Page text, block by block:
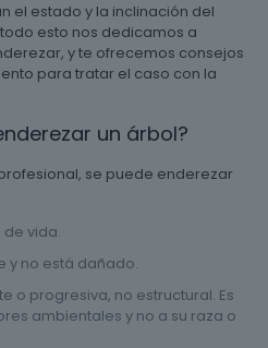
el estado y la inclinación del
esto nos dedicamos a
y te ofrecemos consejos
para tratar el caso con la
un árbol?
se puede enderezar
vida.
y no está dañado.
o progresiva, no estructural. Es
ambientales y no a su raza o